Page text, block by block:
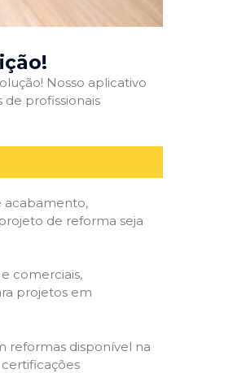
Nosso aplicativo
profissionais
acabamento,
de reforma seja
comerciais,
projetos em
reformas disponível na